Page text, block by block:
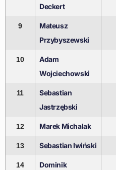
Deckert
9
Mateusz
Przybyszewski
10
Adam
Wojciechowski
11
Sebastian
Jastrzębski
12 Marek Michalak
13 Sebastian Iwiński
14
Dominik